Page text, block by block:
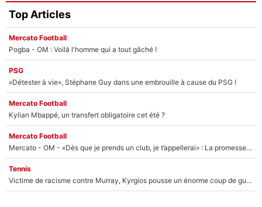
Top Articles
Mercato Football
Pogba - OM : Voilà l'homme qui a tout gâché !
PSG
«Détester à vie», Stéphane Guy dans une embrouille à cause du PSG !
Mercato Football
Kylian Mbappé, un transfert obligatoire cet été ?
Mercato Football
Mercato - OM - «Dès que je prends un club, je t’appellerai» : La promesse de Marcelino au moment de claquer la porte
Tennis
Victime de racisme contre Murray, Kyrgios pousse un énorme coup de gueule !